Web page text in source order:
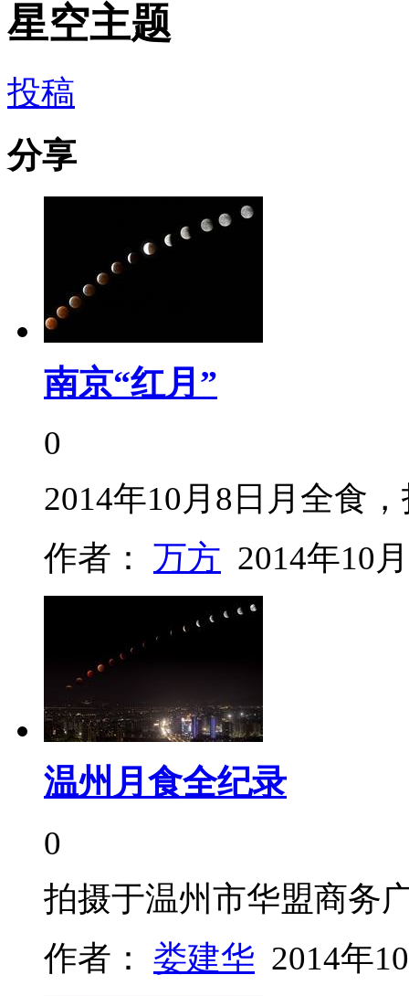
星空主题
投稿
分享
南京“红月”
0
2014年10月8日月全食
作者： 万方 2014年10
温州月食全纪录
0
拍摄于温州市华盟商务
作者： 娄建华 2014年